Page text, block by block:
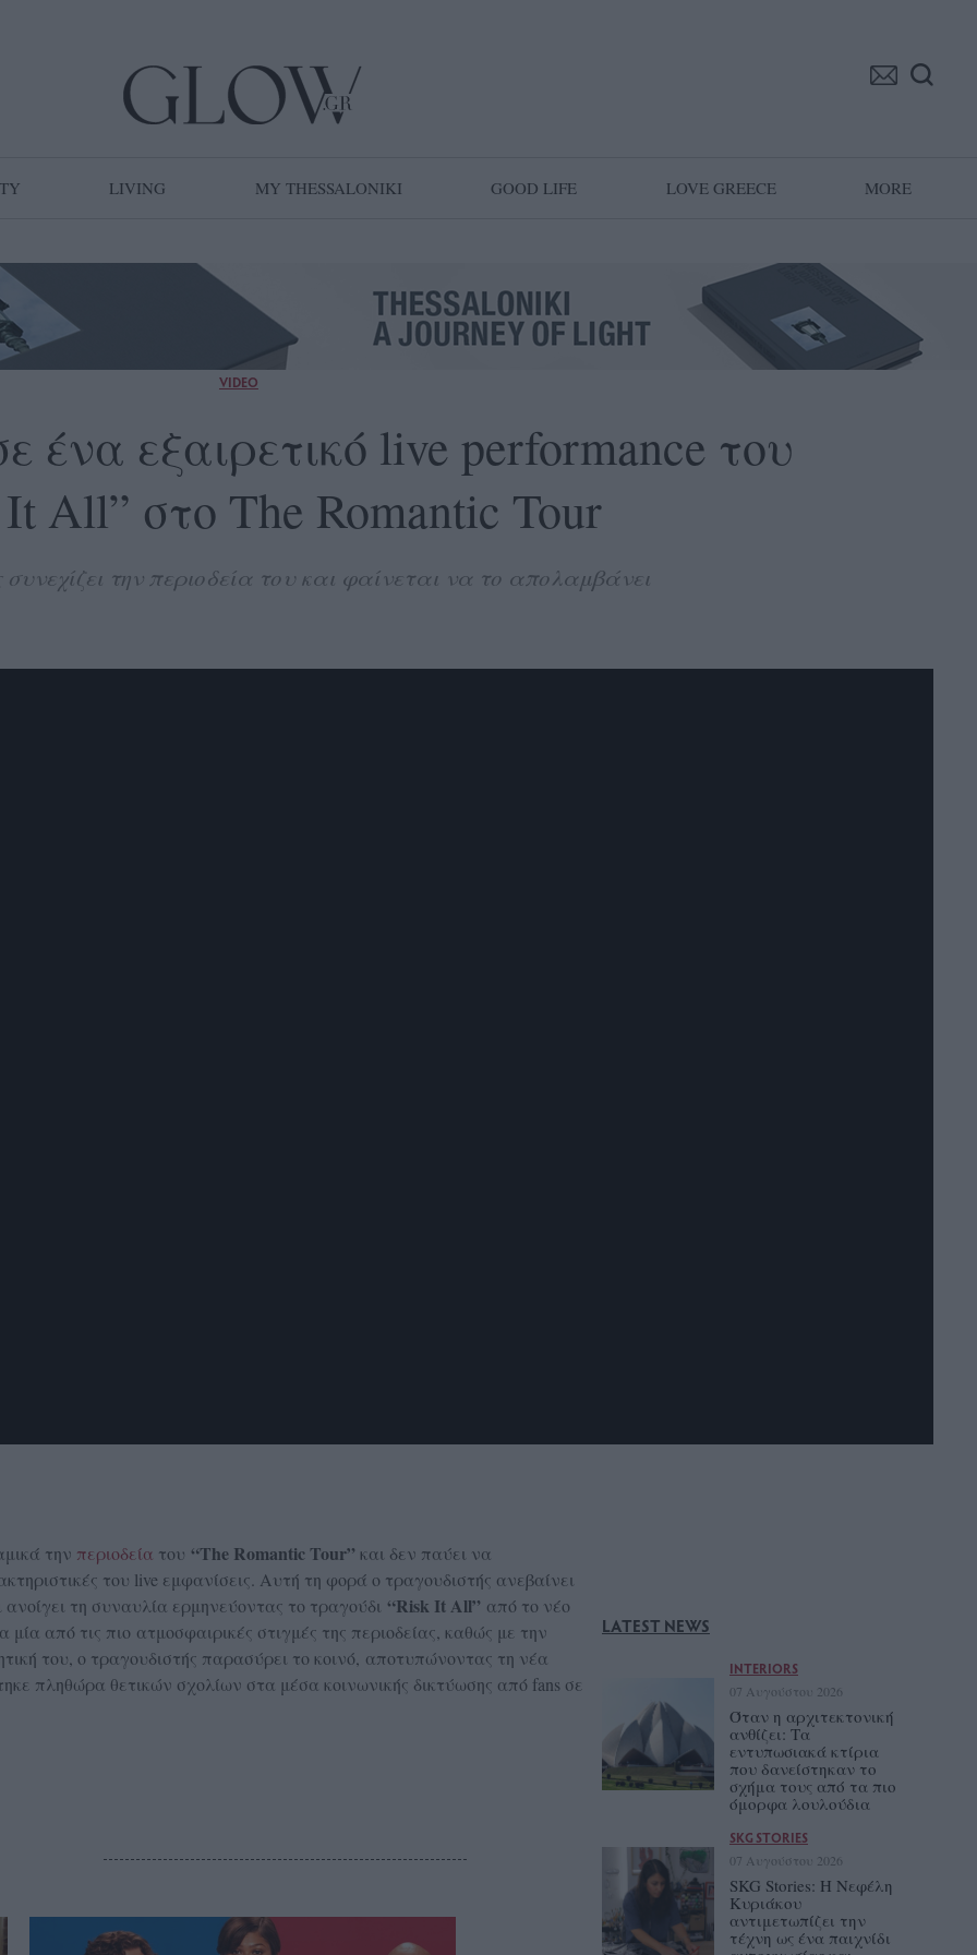
LIVING MY THESSALONIKI GOOD LIFE LOVE GREECE MORE
VIDEO
ένα εξαιρετικό live performance του
All” στο The Romantic Tour
την περιοδεία του και φαίνεται να το απολαμβάνει
την περιοδεία του “The Romantic Tour” και δεν παύει να
του live εμφανίσεις. Αυτή τη φορά ο τραγουδιστής ανεβαίνει
τη συναυλία ερμηνεύοντας το τραγούδι “Risk It All” από το νέο
μία από τις πιο ατμοσφαιρικές στιγμές της περιοδείας, καθώς με την
του, ο τραγουδιστής παρασύρει το κοινό, αποτυπώνοντας τη νέα
πληθώρα θετικών σχολίων στα μέσα κοινωνικής δικτύωσης από fans σε
LATEST NEWS
INTERIORS
07 Αυγούστου 2026
Όταν η αρχιτεκτονική
ανθίζει: Τα
εντυπωσιακά κτίρια
που δανείστηκαν το
σχήμα τους από τα πιο
όμορφα λουλούδια
SKG STORIES
07 Αυγούστου 2026
SKG Stories: Η Νεφέλη
Κυριάκου
αντιμετωπίζει την
τέχνη ως ένα παιχνίδι